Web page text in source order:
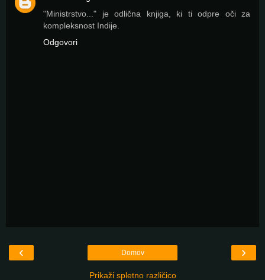
"Ministrstvo..." je odlična knjiga, ki ti odpre oči za
kompleksnost Indije.
Odgovori
‹ ›
Domov
Prikaži spletno različico